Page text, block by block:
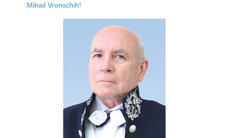
Mihail Vronschih!